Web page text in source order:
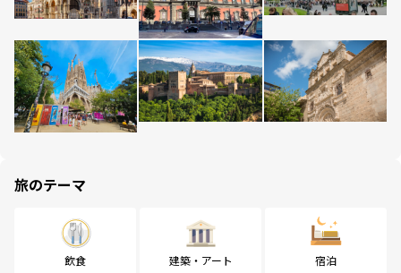
旅のテーマ
飲食 建築・アート 宿泊